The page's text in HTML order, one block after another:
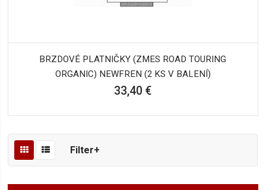
BRZDOVÉ PLATNIČKY (ZMES ROAD TOURING
ORGANIC) NEWFREN (2 KS V BALENÍ)
33,40 €
Filter+